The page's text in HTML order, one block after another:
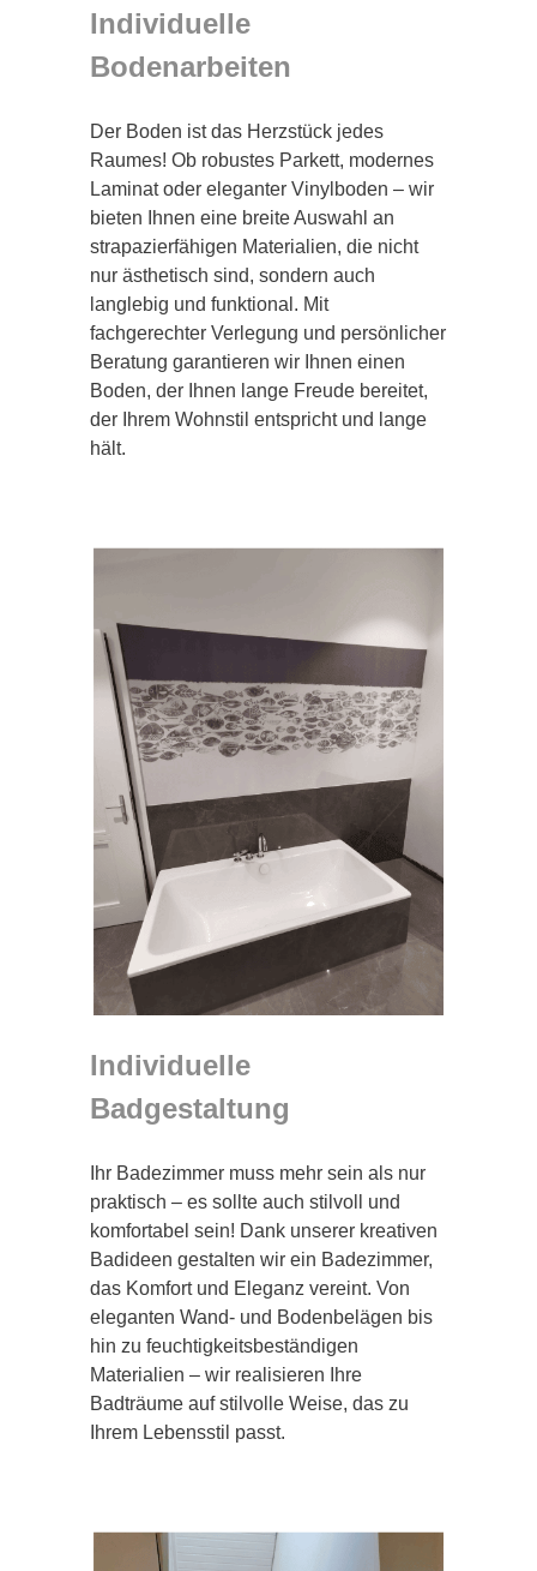
Individuelle
Bodenarbeiten
Der Boden ist das Herzstück jedes
Raumes! Ob robustes Parkett, modernes
Laminat oder eleganter Vinylboden – wir
bieten Ihnen eine breite Auswahl an
strapazierfähigen Materialien, die nicht
nur ästhetisch sind, sondern auch
langlebig und funktional. Mit
fachgerechter Verlegung und persönlicher
Beratung garantieren wir Ihnen einen
Boden, der Ihnen lange Freude bereitet,
der Ihrem Wohnstil entspricht und lange
hält.
Individuelle
Badgestaltung
Ihr Badezimmer muss mehr sein als nur
praktisch – es sollte auch stilvoll und
komfortabel sein! Dank unserer kreativen
Badideen gestalten wir ein Badezimmer,
das Komfort und Eleganz vereint. Von
eleganten Wand- und Bodenbelägen bis
hin zu feuchtigkeitsbeständigen
Materialien – wir realisieren Ihre
Badträume auf stilvolle Weise, das zu
Ihrem Lebensstil passt.